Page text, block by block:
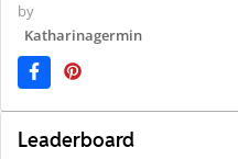
by
Katharinagermin
Leaderboard